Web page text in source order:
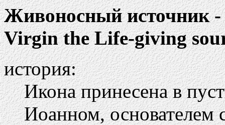
Живоносный источник
Virgin the Life-giving
история:
Икона принесена в
Иоанном,